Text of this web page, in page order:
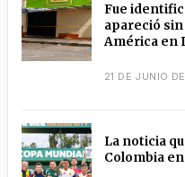
Fue
apareció sin
América en
21 DE JUNIO
La noticia
Colombia